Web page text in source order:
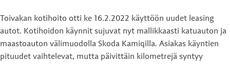
Toivakan kotihoito otti ke 16.2.2022 käyttöön uudet leasing
autot. Kotihoidon käynnit sujuvat nyt mallikkaasti katuauton ja
maastoauton välimuodolla Skoda Kamiqilla. Asiakas käyntien
pituudet vaihtelevat, mutta päivittäin kilometrejä syntyy